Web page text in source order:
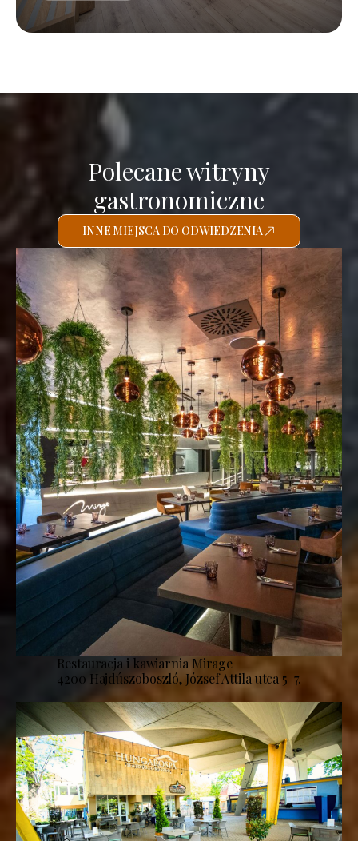
Polecane witryny
gastronomiczne
INNE MIEJSCA DO ODWIEDZENIA
Restauracja i kawiarnia Mirage
4200 Hajdúszoboszló, József Attila utca 5-7.